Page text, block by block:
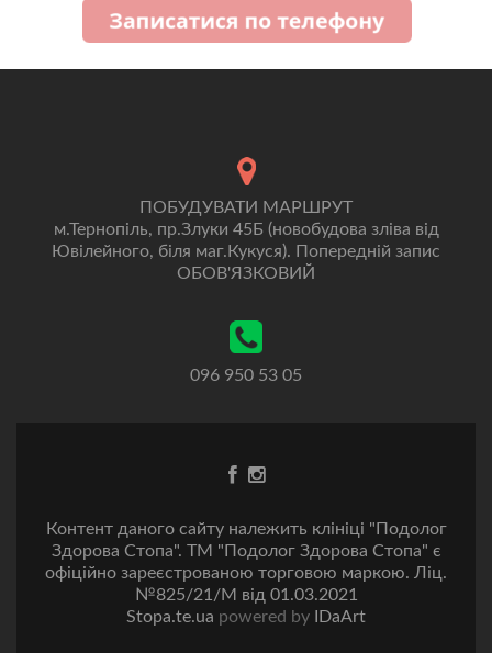
ПОБУДУВАТИ МАРШРУТ
м.Тернопіль, пр.Злуки 45Б (новобудова зліва від
Ювілейного, біля маг.Кукуся). Попередній запис
ОБОВ'ЯЗКОВИЙ
096 950 53 05
Go Go
Контент даного сайту належить клініці "Подолог
Здорова Стопа". ТМ "Подолог Здорова Стопа" є
офіційно зареєстрованою торговою маркою. Ліц.
№825/21/M від 01.03.2021
Stopa.te.ua powered by IDaArt